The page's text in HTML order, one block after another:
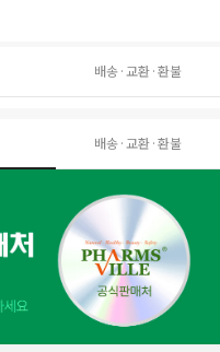
배송·교환·환불
배송·교환·환불